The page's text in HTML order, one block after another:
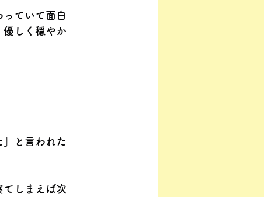
ていて面白
優しく穏やか
と言われた
てしまえば次